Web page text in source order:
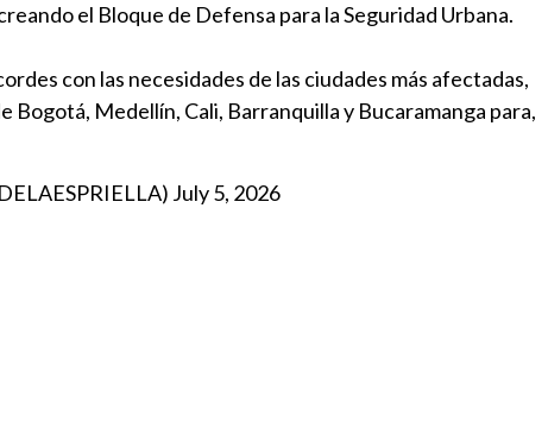
el Bloque de Defensa para la Seguridad Urbana.
con las necesidades de las ciudades más afectadas,
Bogotá, Medellín, Cali, Barranquilla y Bucaramanga para,
July 5, 2026